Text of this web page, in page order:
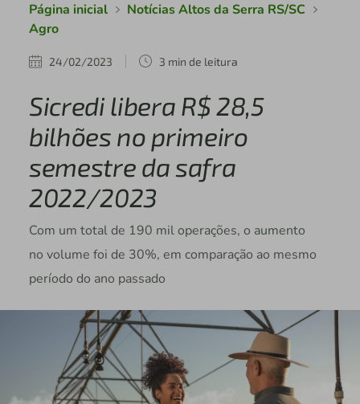
Página inicial
Notícias Altos da Serra RS/SC
Agro
24/02/2023 3 min de leitura
Sicredi libera R$ 28,5
bilhões no primeiro
semestre da safra
2022/2023
Com um total de 190 mil operações, o aumento
no volume foi de 30%, em comparação ao mesmo
período do ano passado